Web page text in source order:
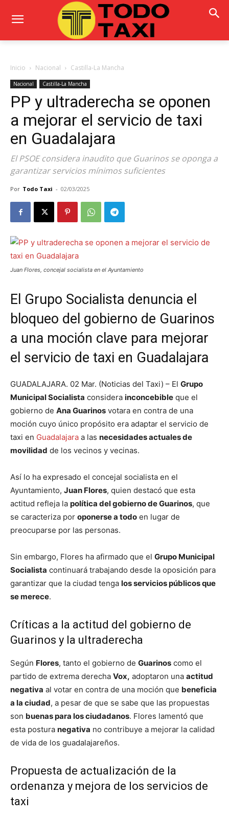
Inicio Nacional Castilla-La Mancha
Nacional Castilla-La Mancha
PP y ultraderecha se oponen
a mejorar el servicio de taxi
en Guadalajara
El PSOE considera inaudito que Guarinos se oponga a
garantizar servicios mínimos suficientes
Por Todo Taxi - 02/03/2025
Juan Flores, concejal socialista en el Ayuntamiento
El Grupo Socialista denuncia el
bloqueo del gobierno de Guarinos
a una moción clave para mejorar
el servicio de taxi en Guadalajara
GUADALAJARA. 02 Mar. (Noticias del Taxi) – El Grupo
Municipal Socialista considera inconcebible que el
gobierno de Ana Guarinos votara en contra de una
moción cuyo único propósito era adaptar el servicio de
taxi en Guadalajara a las necesidades actuales de
movilidad de los vecinos y vecinas.
Así lo ha expresado el concejal socialista en el
Ayuntamiento, Juan Flores, quien destacó que esta
actitud refleja la política del gobierno de Guarinos, que
se caracteriza por oponerse a todo en lugar de
preocuparse por las personas.
Sin embargo, Flores ha afirmado que el Grupo Municipal
Socialista continuará trabajando desde la oposición para
garantizar que la ciudad tenga los servicios públicos que
se merece.
Críticas a la actitud del gobierno de
Guarinos y la ultraderecha
Según Flores, tanto el gobierno de Guarinos como el
partido de extrema derecha Vox, adoptaron una actitud
negativa al votar en contra de una moción que beneficia
a la ciudad, a pesar de que se sabe que las propuestas
son buenas para los ciudadanos. Flores lamentó que
esta postura negativa no contribuye a mejorar la calidad
de vida de los guadalajareños.
Propuesta de actualización de la
ordenanza y mejora de los servicios de
taxi